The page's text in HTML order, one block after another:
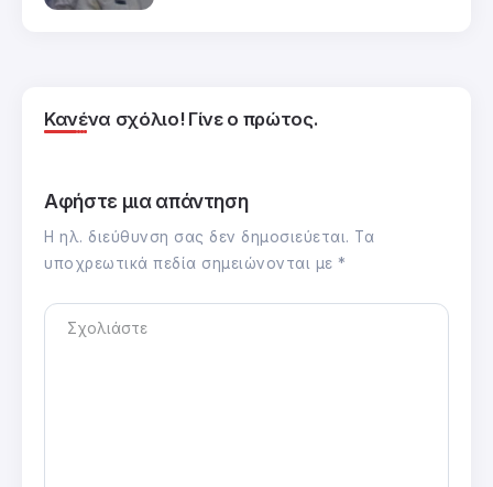
Κανένα σχόλιο! Γίνε ο πρώτος.
Αφήστε μια απάντηση
Η ηλ. διεύθυνση σας δεν δημοσιεύεται. Τα
υποχρεωτικά πεδία σημειώνονται με *